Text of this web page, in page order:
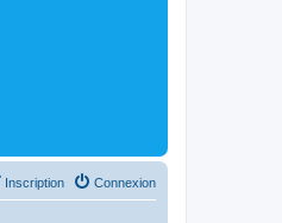
Connexion
Inscription